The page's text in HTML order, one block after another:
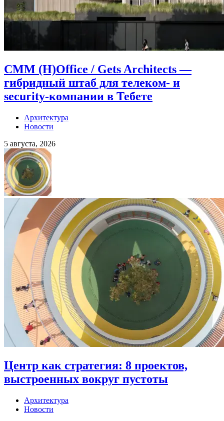
CMM (H)Office / Gets Architects —
гибридный штаб для телеком- и
security-компании в Тебете
Архитектура
Новости
5 августа, 2026
Центр как стратегия: 8 проектов,
выстроенных вокруг пустоты
Архитектура
Новости